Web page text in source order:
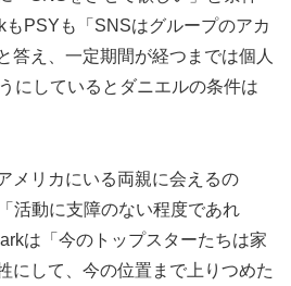
もPSYも「SNSはグループのアカ
答え、一定期間が経つまでは個人
にしているとダニエルの条件は
メリカにいる両親に会えるの
活動に支障のない程度であれ
は「今のトップスターたちは家
にして、今の位置まで上りつめた